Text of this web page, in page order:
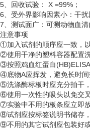
5、回收试验： X =99%；
6、受外界影响因素小：干扰
7、测试面广：可测动物血
注意事项
①加入试剂的顺序应一致，
②使用干净的塑料容器配置洗
③按照鸡血红蛋白
④底物A应挥发，避免长时间
⑤洗涤酶标板时应充分拍干
⑥使用一次性的吸头以免交
⑦实验中不用的板条应立即
⑧试剂应按标签说明书储存
⑨不用的其它试剂应包装好